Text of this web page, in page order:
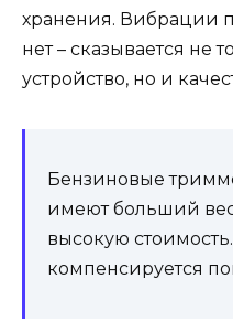
хранения. Вибрации
нет – сказывается не
устройство, но и
Бензиновые
имеют больший
высокую
компенсируется